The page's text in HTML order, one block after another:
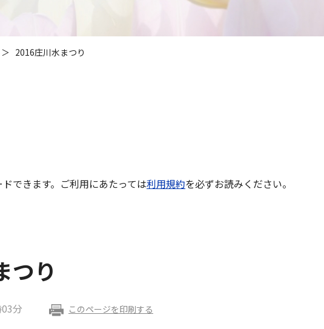
＞ 2016庄川水まつり
できます。ご利用にあたっては利用規約を必ずお読みください。
つり
分 このページを印刷する